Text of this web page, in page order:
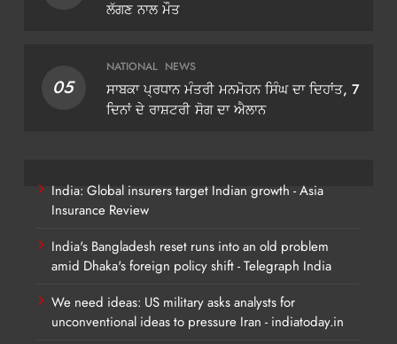
ਲੱਗਣ ਨਾਲ ਮੌਤ
05
NATIONAL NEWS
ਸਾਬਕਾ ਪ੍ਰਧਾਨ ਮੰਤਰੀ ਮਨਮੋਹਨ ਸਿੰਘ ਦਾ ਦਿਹਾਂਤ, 7
ਦਿਨਾਂ ਦੇ ਰਾਸ਼ਟਰੀ ਸੋਗ ਦਾ ਐਲਾਨ
India: Global insurers target Indian growth - Asia
Insurance Review
India's Bangladesh reset runs into an old problem
amid Dhaka's foreign policy shift - Telegraph India
We need ideas: US military asks analysts for
unconventional ideas to pressure Iran - indiatoday.in